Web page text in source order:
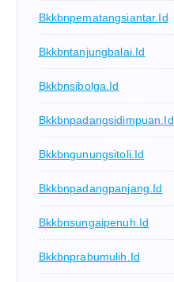
Bkkbnpematangsiantar.id
Bkkbntanjungbalai.id
Bkkbnsibolga.id
Bkkbnpadangsidimpuan.id
Bkkbngunungsitoli.id
Bkkbnpadangpanjang.id
Bkkbnsungaipenuh.id
Bkkbnprabumulih.id